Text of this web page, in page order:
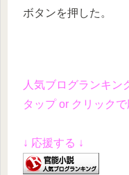
ボタンを押した。
人気ブログランキン
タップ or クリック
↓ 応援する ↓